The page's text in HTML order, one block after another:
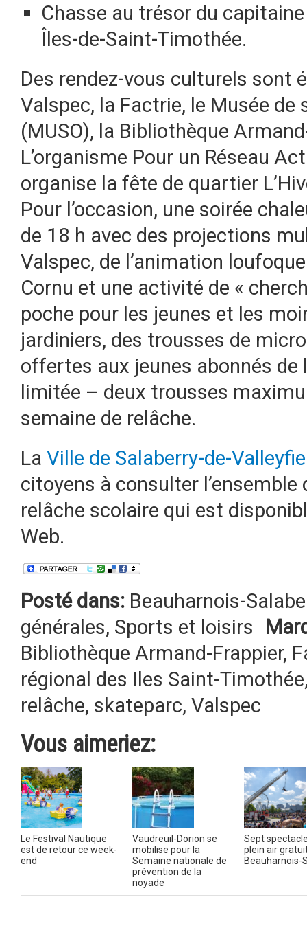
Chasse au trésor du
Îles-de-Saint-Timothée.
Des rendez-vous culturels sont
Valspec, la Factrie, le Musée de
(MUSO), la Bibliothèque
L’organisme Pour un Réseau
organise la fête de quartier
Pour l’occasion, une soirée
de 18 h avec des projections
Valspec, de l’animation
Cornu et une activité de «
poche pour les jeunes et les
jardiniers, des trousses de
offertes aux jeunes abonnés
limitée – deux trousses
semaine de relâche.
La Ville de Salaberry-de-
citoyens à consulter
relâche scolaire qui est
Web.
Posté dans: Beauharnois-
générales, Sports et loisirs
Bibliothèque Armand-Frappier,
régional des Iles Saint-Timothée
relâche, skateparc, Valspec
Vous aimeriez:
Le Festival Nautique
est de retour ce week-
end
Vaudreuil-Dorion se
mobilise pour la
Semaine nationale de
prévention de la
noyade
Sept
plein air
Beauharnois-